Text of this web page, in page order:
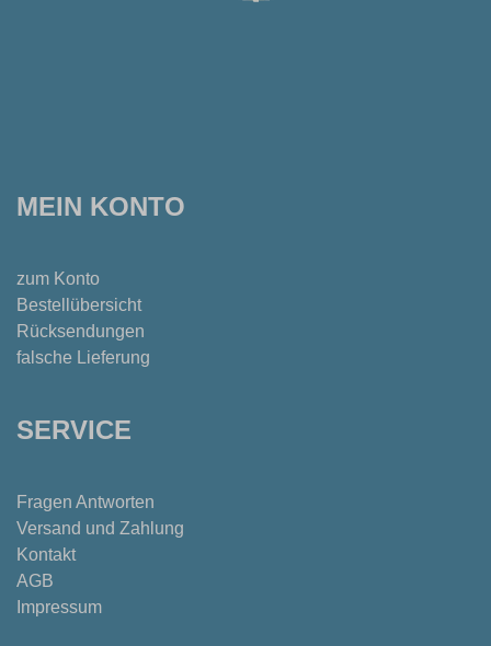
MEIN KONTO
zum Konto
Bestellübersicht
Rücksendungen
falsche Lieferung
SERVICE
Fragen Antworten
Versand und Zahlung
Kontakt
AGB
Impressum